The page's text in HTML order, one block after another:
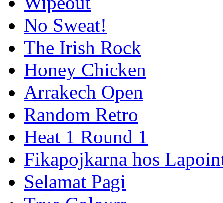
No Sweat!
The Irish Rock
Honey Chicken
Arrakech Open
Random Retro
Heat 1 Round 1
Fikapojkarna hos
Selamat Pagi